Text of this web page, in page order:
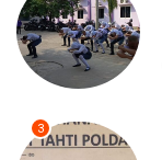
3